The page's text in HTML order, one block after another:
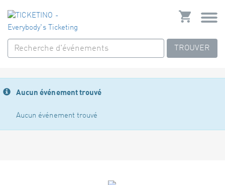
TROUVER
Aucun événement trouvé
Aucun événement trouvé